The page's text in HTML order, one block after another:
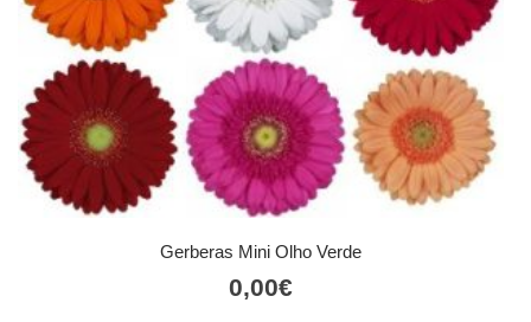
Gerberas Mini Olho Verde
0,00€